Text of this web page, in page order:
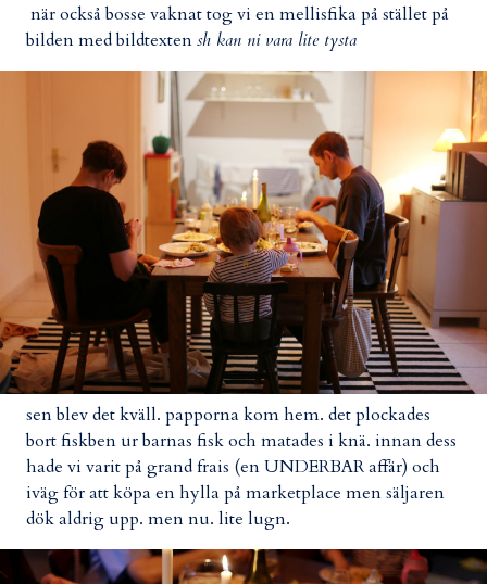
när också bosse vaknat tog vi en mellisfika på stället på
bilden med bildtextensh kan ni vara lite tysta
sen blev det kväll. papporna kom hem. det plockades
bort fiskben ur barnas fisk och matades i knä. innan dess
hade vi varit på grand frais (en UNDERBAR affär) och
iväg för att köpa en hylla på marketplace men säljaren
dök aldrig upp. men nu. lite lugn.